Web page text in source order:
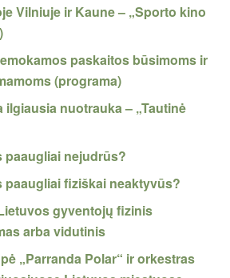
Vilniuje ir Kaune – „Sporto kino
paskaitos būsimoms ir
(programa)
ilgiausia nuotrauka – „Tautinė
paaugliai nejudrūs?
paaugliai fiziškai neaktyvūs?
gyventojų fizinis
arba vidutinis
„Parranda Polar“ ir orkestras